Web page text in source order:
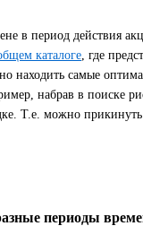
в период действия
каталоге, где
находить самые
набрав в поиске
можно прикинуть
периоды